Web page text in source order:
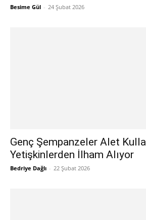
Besime Gül - 24 Şubat 2026
Genç Şempanzeler Alet
Yetişkinlerden İlham Alıyor
Bedriye Dağlı - 22 Şubat 2026